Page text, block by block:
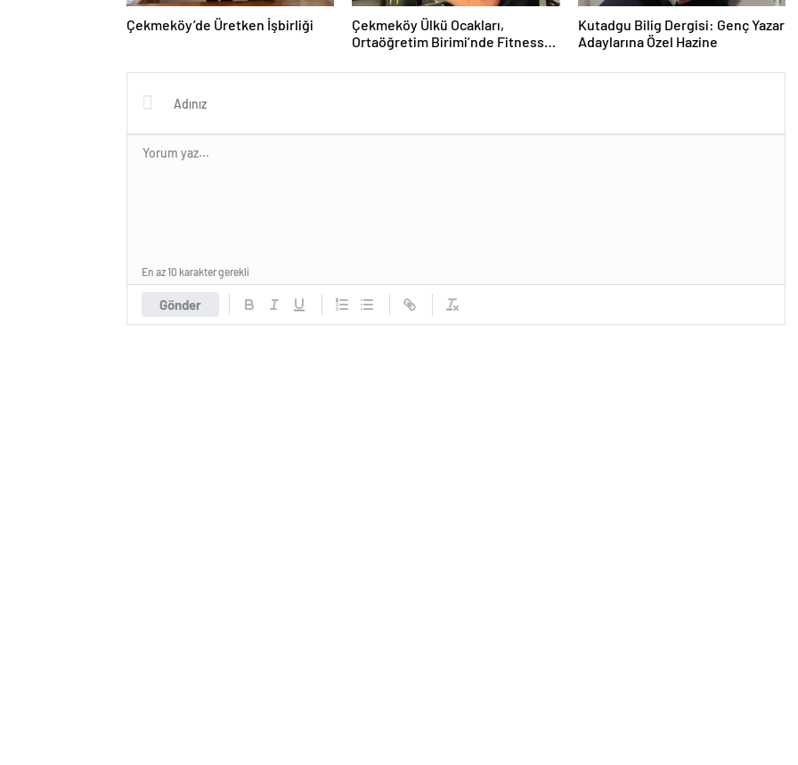
Çekmeköy’de Üretken İşbirliği
Çekmeköy Ülkü Ocakları,
Ortaöğretim Birimi’nde Fitness
Kutadgu Bilig Dergisi: Genç Yazar
Adaylarına Özel Hazine
Gönder
En az 10 karakter gerekli